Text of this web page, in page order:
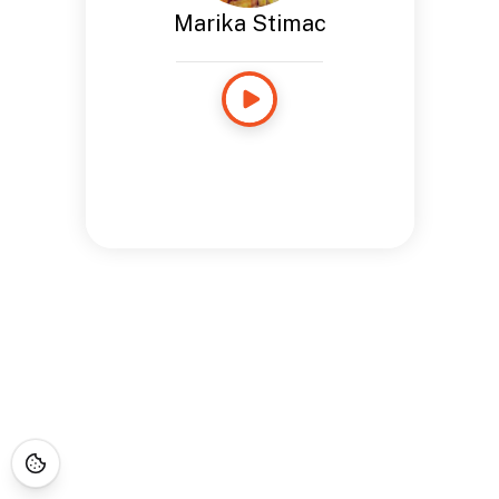
Marika Stimac